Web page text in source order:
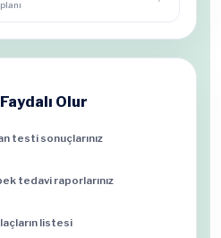
Olur
testi sonuçlarınız
tedavi raporlarınız
listesi